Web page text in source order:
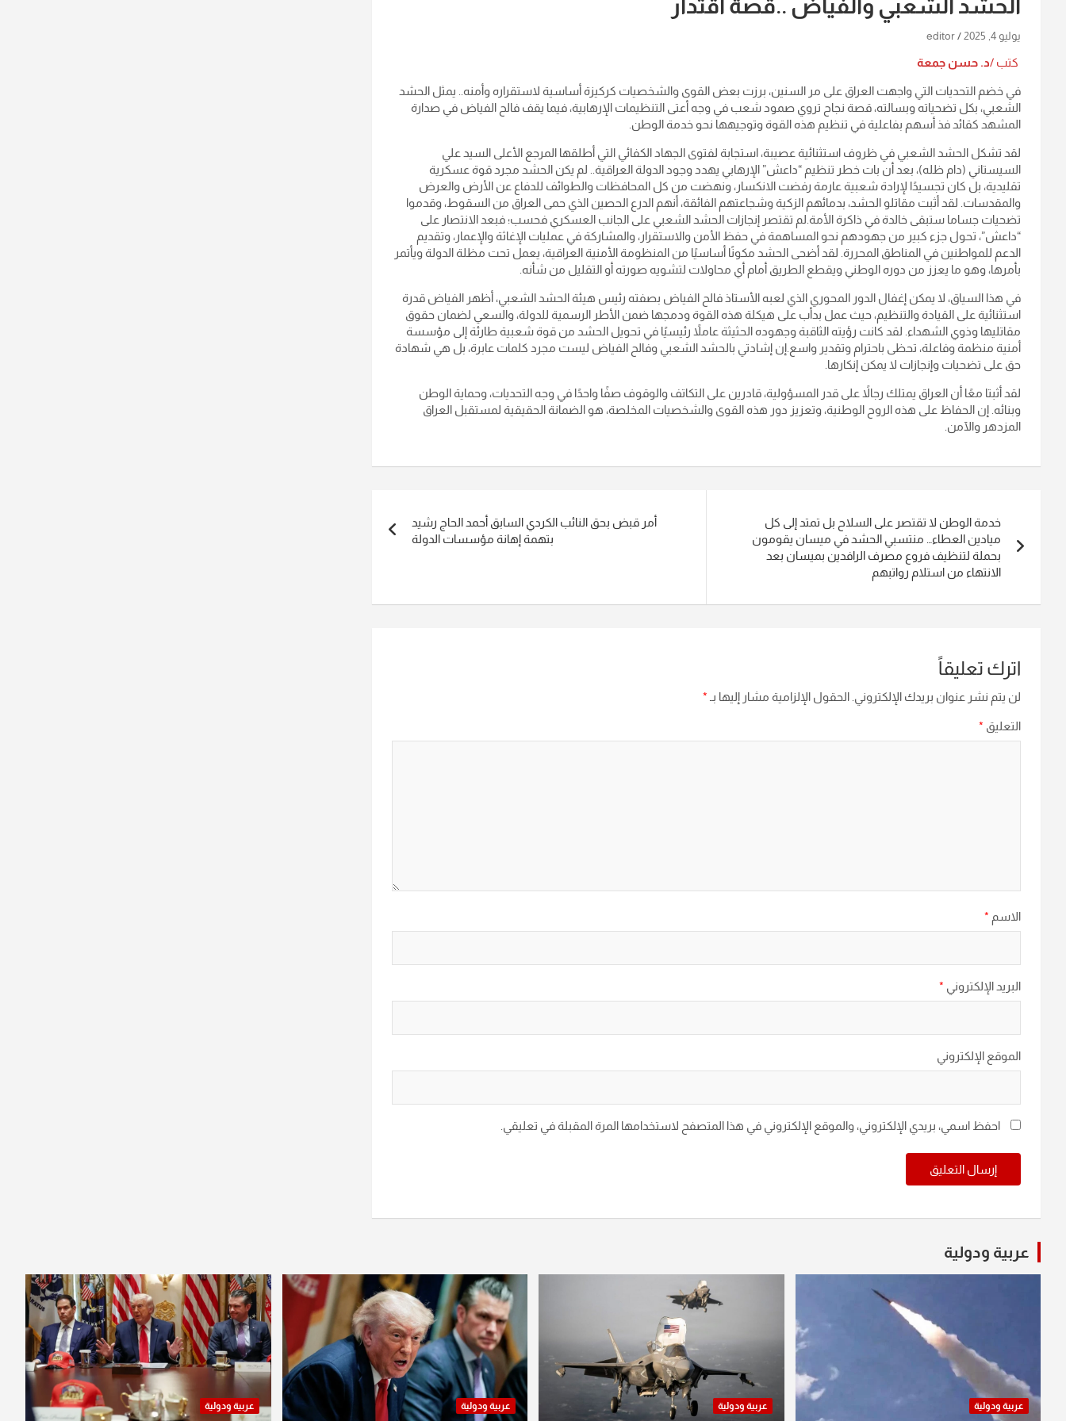
الحشد الشعبي والفياض ..قصة اقتدار
يوليو 4, 2025 editor
كتب /د. حسن جمعة
في خضم التحديات التي واجهت العراق على مر السنين، برزت بعض القوى والشخصيات كركيزة أساسية لاستقراره وأمنه.. يمثل الحشد
الشعبي، بكل تضحياته وبسالته، قصة نجاح تروي صمود شعب في وجه أعتى التنظيمات الإرهابية، فيما يقف فالح الفياض في صدارة
المشهد كقائد فذ أسهم بفاعلية في تنظيم هذه القوة وتوجيهها نحو خدمة الوطن.
لقد تشكل الحشد الشعبي في ظروف استثنائية عصيبة، استجابة لفتوى الجهاد الكفائي التي أطلقها المرجع الأعلى السيد علي
السيستاني (دام ظله)، بعد أن بات خطر تنظيم “داعش” الإرهابي يهدد وجود الدولة العراقية.. لم يكن الحشد مجرد قوة عسكرية
تقليدية، بل كان تجسيدًا لإرادة شعبية عارمة رفضت الانكسار، ونهضت من كل المحافظات والطوائف للدفاع عن الأرض والعرض
والمقدسات. لقد أثبت مقاتلو الحشد، بدمائهم الزكية وشجاعتهم الفائقة، أنهم الدرع الحصين الذي حمى العراق من السقوط، وقدموا
تضحيات جساما ستبقى خالدة في ذاكرة الأمة.لم تقتصر إنجازات الحشد الشعبي على الجانب العسكري فحسب؛ فبعد الانتصار على
“داعش”، تحول جزء كبير من جهودهم نحو المساهمة في حفظ الأمن والاستقرار، والمشاركة في عمليات الإغاثة والإعمار، وتقديم
الدعم للمواطنين في المناطق المحررة. لقد أضحى الحشد مكونًا أساسيًا من المنظومة الأمنية العراقية، يعمل تحت مظلة الدولة ويأتمر
بأمرها، وهو ما يعزز من دوره الوطني ويقطع الطريق أمام أي محاولات لتشويه صورته أو التقليل من شأنه.
في هذا السياق، لا يمكن إغفال الدور المحوري الذي لعبه الأستاذ فالح الفياض بصفته رئيس هيئة الحشد الشعبي، أظهر الفياض قدرة
استثنائية على القيادة والتنظيم، حيث عمل بدأب على هيكلة هذه القوة ودمجها ضمن الأطر الرسمية للدولة، والسعي لضمان حقوق
مقاتليها وذوي الشهداء. لقد كانت رؤيته الثاقبة وجهوده الحثيثة عاملاً رئيسيًا في تحويل الحشد من قوة شعبية طارئة إلى مؤسسة
أمنية منظمة وفاعلة، تحظى باحترام وتقدير واسع.إن إشادتي بالحشد الشعبي وفالح الفياض ليست مجرد كلمات عابرة، بل هي شهادة
حق على تضحيات وإنجازات لا يمكن إنكارها.
لقد أثبتا معًا أن العراق يمتلك رجالاً على قدر المسؤولية، قادرين على التكاتف والوقوف صفًا واحدًا في وجه التحديات، وحماية الوطن
وبنائه. إن الحفاظ على هذه الروح الوطنية، وتعزيز دور هذه القوى والشخصيات المخلصة، هو الضمانة الحقيقية لمستقبل العراق
المزدهر والآمن.
المقالات
خدمة الوطن لا تقتصر على السلاح بل تمتد إلى كل
ميادين العطاء… منتسبي الحشد في ميسان يقومون
بحملة لتنظيف فروع مصرف الرافدين بميسان بعد
الانتهاء من استلام رواتبهم
أمر قبض بحق النائب الكردي السابق أحمد الحاج رشيد
بتهمة إهانة مؤسسات الدولة
اترك تعليقاً
لن يتم نشر عنوان بريدك الإلكتروني. الحقول الإلزامية مشار إليها بـ *
التعليق *
الاسم *
البريد الإلكتروني *
الموقع الإلكتروني
احفظ اسمي، بريدي الإلكتروني، والموقع الإلكتروني في هذا المتصفح لاستخدامها المرة المقبلة في تعليقي.
عربية ودولية
عربية ودولية عربية ودولية عربية ودولية عربية ودولية